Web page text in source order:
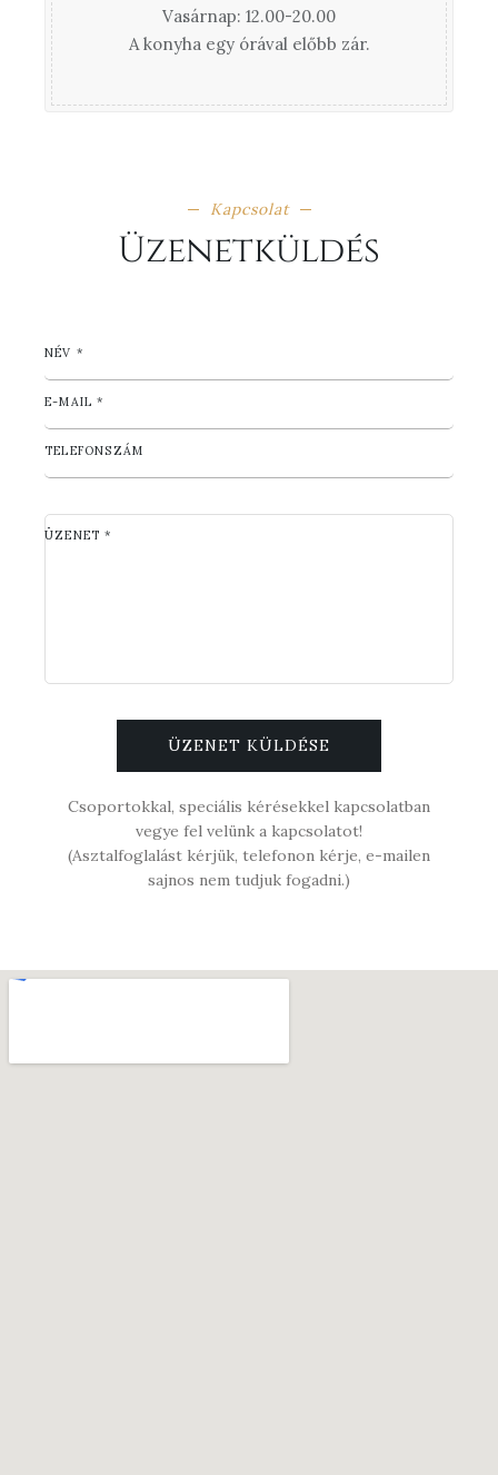
Vasárnap: 12.00-20.00
A konyha egy órával előbb zár.
Üzenetküldés
Kapcsolat
NÉV *
E-MAIL *
TELEFONSZÁM
ÜZENET *
ÜZENET KÜLDÉSE
Csoportokkal, speciális kérésekkel kapcsolatban
vegye fel velünk a kapcsolatot!
(Asztalfoglalást kérjük, telefonon kérje, e-mailen
sajnos nem tudjuk fogadni.)